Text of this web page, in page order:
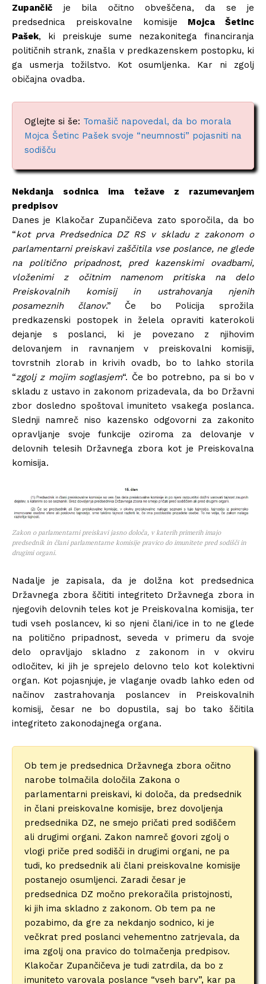
Zupančič je bila očitno obveščena, da se je
predsednica preiskovalne komisije Mojca Šetinc
Pašek, ki preiskuje sume nezakonitega financiranja
političnih strank, znašla v predkazenskem postopku, ki
ga usmerja tožilstvo. Kot osumljenka. Kar ni zgolj
običajna ovadba.
Oglejte si še: Tomašič napovedal, da bo morala
Mojca Šetinc Pašek svoje “neumnosti” pojasniti na
sodišču
Nekdanja sodnica ima težave z razumevanjem
predpisov
Danes je Klakočar Zupančičeva zato sporočila, da bo
“kot prva Predsednica DZ RS v skladu z zakonom o
parlamentarni preiskavi zaščitila vse poslance, ne glede
na politično pripadnost, pred kazenskimi ovadbami,
vloženimi z očitnim namenom pritiska na delo
Preiskovalnih komisij in ustrahovanja njenih
posameznih članov.” Če bo Policija sprožila
predkazenski postopek in želela opraviti katerokoli
dejanje s poslanci, ki je povezano z njihovim
delovanjem in ravnanjem v preiskovalni komisiji,
tovrstnih zlorab in krivih ovadb, bo to lahko storila
“zgolj z mojim soglasjem“. Če bo potrebno, pa si bo v
skladu z ustavo in zakonom prizadevala, da bo Državni
zbor dosledno spoštoval imuniteto vsakega poslanca.
Slednji namreč niso kazensko odgovorni za zakonito
opravljanje svoje funkcije oziroma za delovanje v
delovnih telesih Državnega zbora kot je Preiskovalna
komisija.
Zakon o parlamentarni preiskavi jasno določa, v katerih primerih imajo
predsednik in člani parlamentarne komisije pravico do imunitete pred sodišči in
drugimi organi.
Nadalje je zapisala, da je dolžna kot predsednica
Državnega zbora ščititi integriteto Državnega zbora in
njegovih delovnih teles kot je Preiskovalna komisija, ter
tudi vseh poslancev, ki so njeni člani/ice in to ne glede
na politično pripadnost, seveda v primeru da svoje
delo opravljajo skladno z zakonom in v okviru
odločitev, ki jih je sprejelo delovno telo kot kolektivni
organ. Kot pojasnjuje, je vlaganje ovadb lahko eden od
načinov zastrahovanja poslancev in Preiskovalnih
komisij, česar ne bo dopustila, saj bo tako ščitila
integriteto zakonodajnega organa.
Ob tem je predsednica Državnega zbora očitno
narobe tolmačila določila Zakona o
parlamentarni preiskavi, ki določa, da predsednik
in člani preiskovalne komisije, brez dovoljenja
predsednika DZ, ne smejo pričati pred sodiščem
ali drugimi organi. Zakon namreč govori zgolj o
vlogi priče pred sodišči in drugimi organi, ne pa
tudi, ko predsednik ali člani preiskovalne komisije
postanejo osumljenci. Zaradi česar je
predsednica DZ močno prekoračila pristojnosti,
ki jih ima skladno z zakonom. Ob tem pa ne
pozabimo, da gre za nekdanjo sodnico, ki je
večkrat pred poslanci vehementno zatrjevala, da
ima zgolj ona pravico do tolmačenja predpisov.
Klakočar Zupančičeva je tudi zatrdila, da bo z
imuniteto varovala poslance “vseh barv”, kar pa